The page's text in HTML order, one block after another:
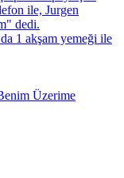
1 akşam yemeği ile
Üzerime